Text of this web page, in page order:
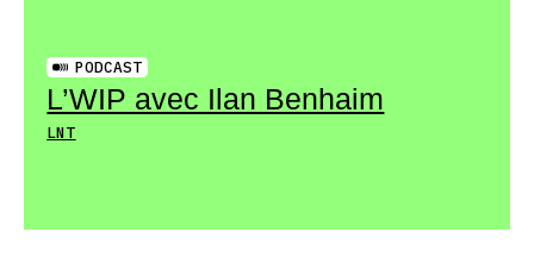
PODCAST
L’WIP avec Ilan Benhaim
LNT